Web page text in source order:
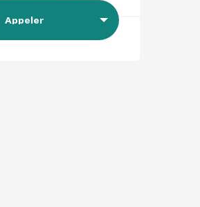
Appeler